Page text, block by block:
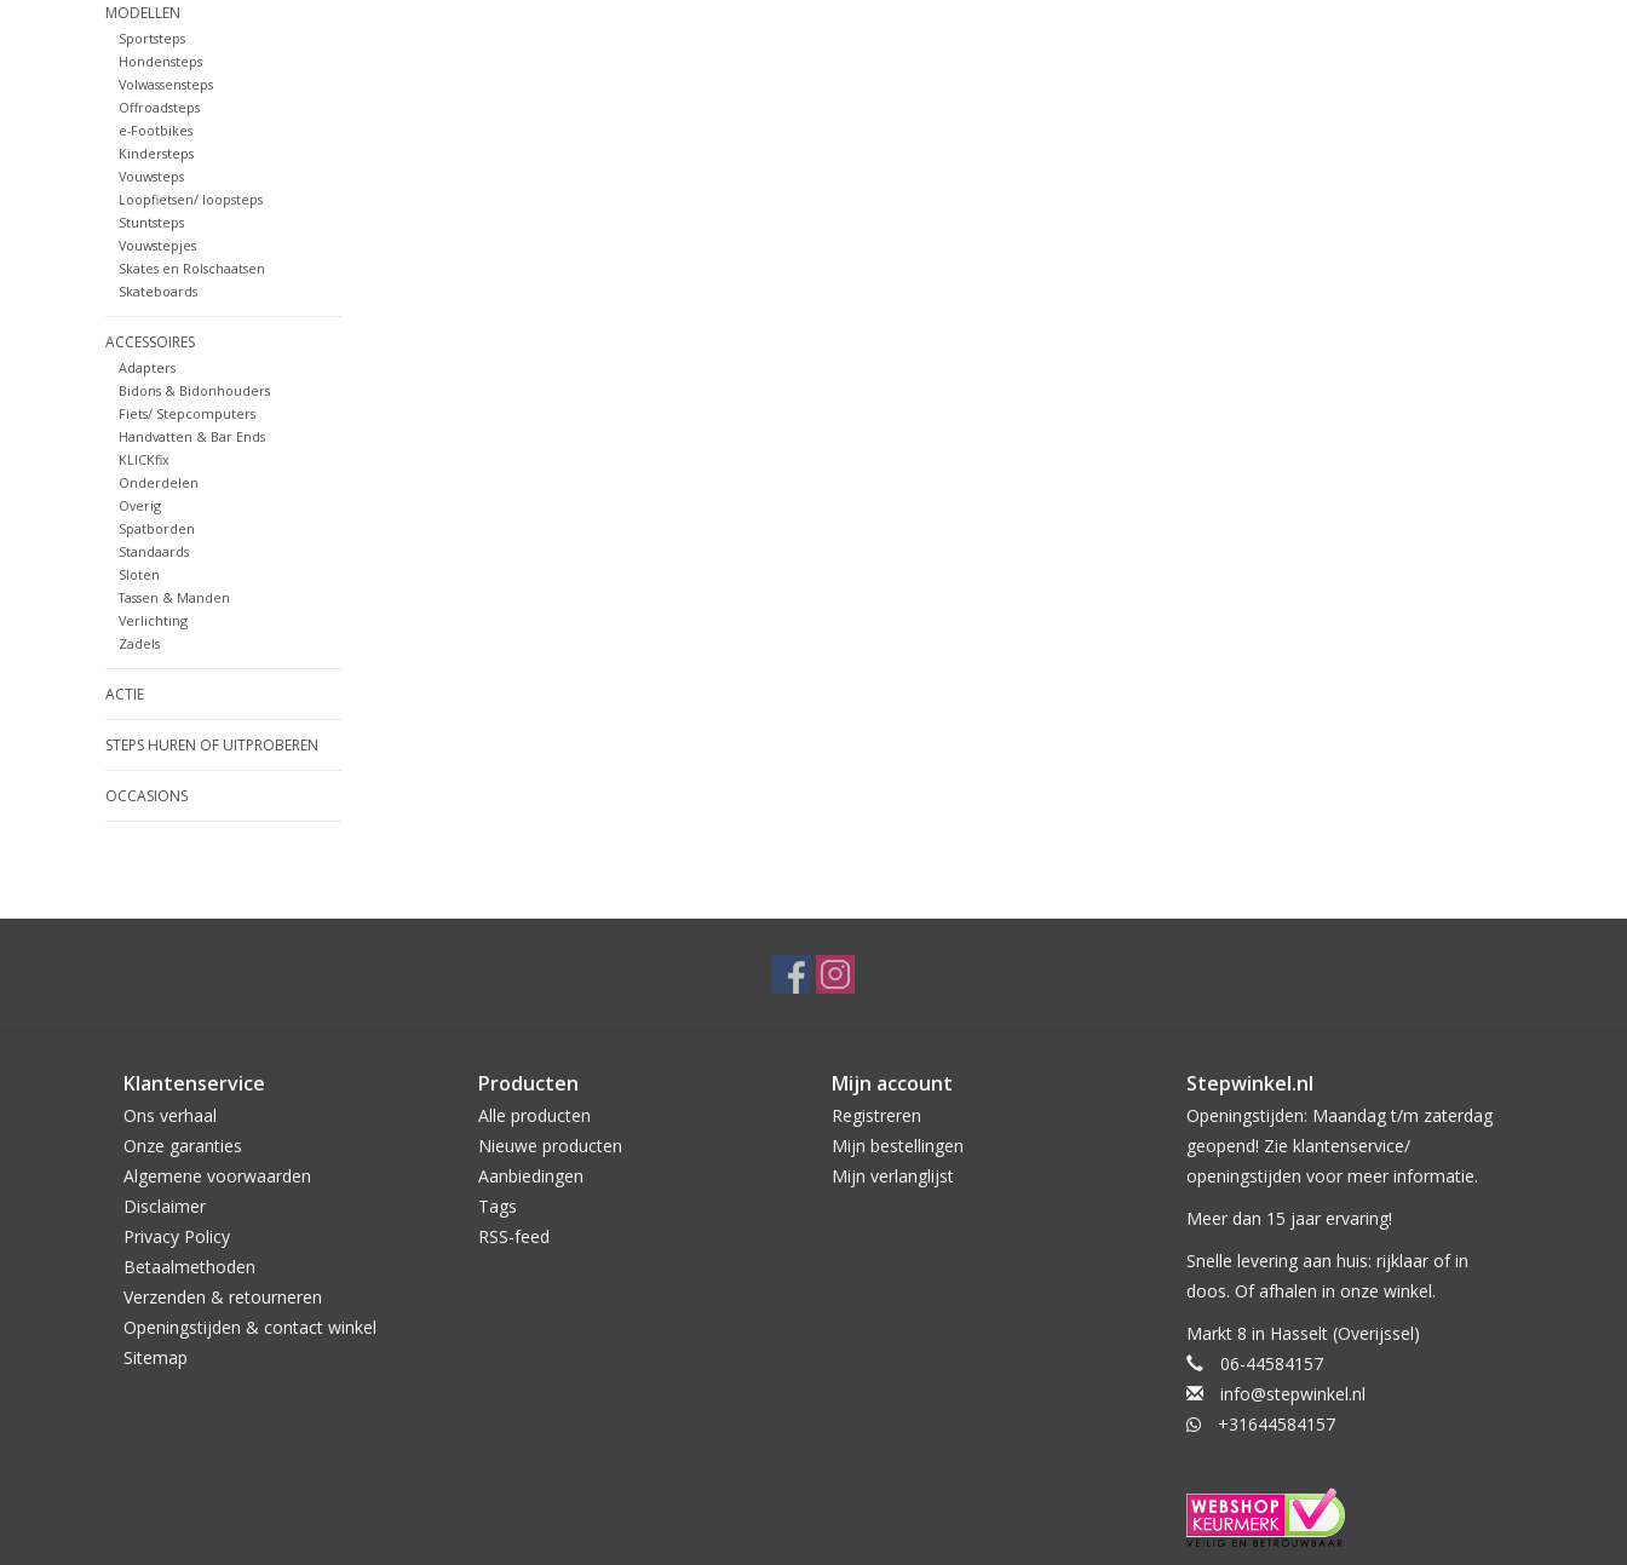
MODELLEN
Sportsteps
Hondensteps
Volwassensteps
Offroadsteps
e-Footbikes
Kindersteps
Vouwsteps
Loopfietsen/ loopsteps
Stuntsteps
Vouwstepjes
Skates en Rolschaatsen
Skateboards
ACCESSOIRES
Adapters
Bidons & Bidonhouders
Fiets/ Stepcomputers
Handvatten & Bar Ends
KLICKfix
Onderdelen
Overig
Spatborden
Standaards
Sloten
Tassen & Manden
Verlichting
Zadels
ACTIE
STEPS HUREN OF UITPROBEREN
OCCASIONS
Klantenservice
Ons verhaal
Onze garanties
Algemene voorwaarden
Disclaimer
Privacy Policy
Betaalmethoden
Verzenden & retourneren
Openingstijden & contact winkel
Sitemap
Producten
Alle producten
Nieuwe producten
Aanbiedingen
Tags
RSS-feed
Mijn account
Registreren
Mijn bestellingen
Mijn verlanglijst
Stepwinkel.nl
Openingstijden: Maandag t/m zaterdag
geopend! Zie klantenservice/
openingstijden voor meer informatie.
Meer dan 15 jaar ervaring!
Snelle levering aan huis: rijklaar of in
doos. Of afhalen in onze winkel.
Markt 8 in Hasselt (Overijssel)
06-44584157
info@stepwinkel.nl
+31644584157